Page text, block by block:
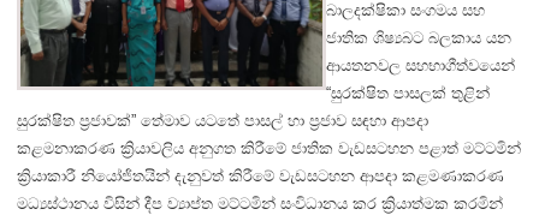
බාලදක්ෂිකා සංගමය සහ
ජාතික ශිෂ්‍යබට බලකාය යන
ආයතනවල සහභාගීත්වයෙන්
“සුරක්ෂිත පාසලක් තුළින්
සුරක්ෂිත ප්‍රජාවක්” තේමාව යටතේ පාසල් හා ප්‍රජාව සඳහා ආපදා
කළමනාකරණ ක්‍රියාවලිය අනුගත කිරීමේ ජාතික වැඩසටහන පළාත් මට්ටමින්
ක්‍රියාකාරී නියෝජිතයින් දැනුවත් කිරීමේ වැඩසටහන ආපදා කළමණාකරණ
මධ්‍යස්ථානය විසින් දීප ව්‍යාප්ත මට්ටමින් සංවිධානය කර ක්‍රියාත්මක කරමින්